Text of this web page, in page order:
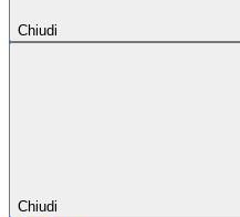
Chiudi
Chiudi